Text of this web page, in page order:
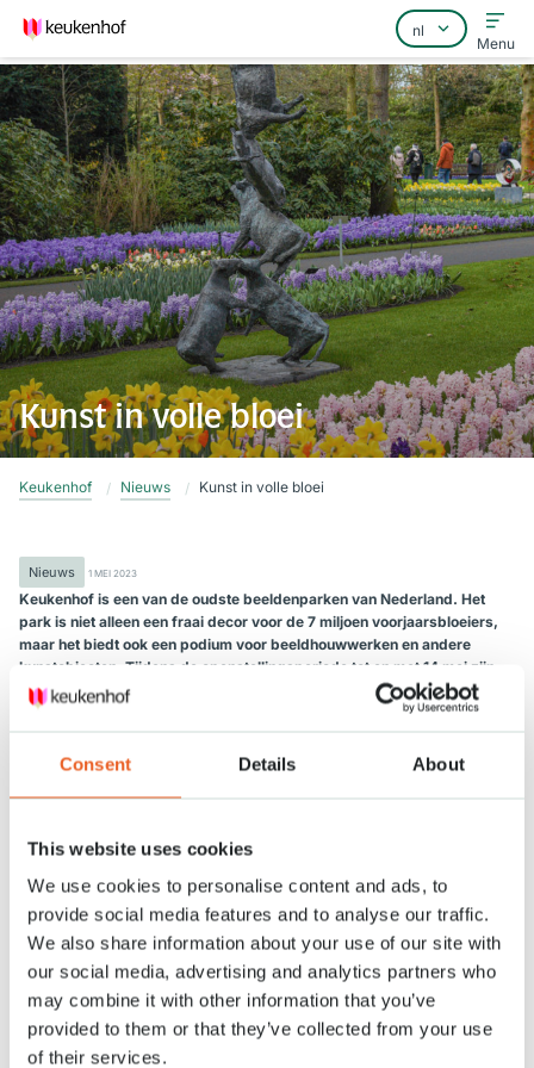
Consent Details About
This website uses cookies
We use cookies to personalise content and ads, to
provide social media features and to analyse our traffic.
We also share information about your use of our site with
our social media, advertising and analytics partners who
may combine it with other information that you’ve
provided to them or that they’ve collected from your use
of their services.
Home
Veelgestelde vragen
Contact
Menu
Kunst in volle bloei
Keukenhof Nieuws Kunst in volle bloei
Nieuws 1 MEI 2023
Keukenhof is een van de oudste beeldenparken van Nederland. Het
park is niet alleen een fraai decor voor de 7 miljoen voorjaarsbloeiers,
maar het biedt ook een podium voor beeldhouwwerken en andere
kunstobjecten. Tijdens de openstellingsperiode tot en met 14 mei zijn
70 kunstwerken te zien.
Vaste kunstcollectie
Sinds de opening van het park heeft Keukenhof vele kunstenaars de
gelegenheid gegeven haar kunstwerken te exposeren. In de loop der
jaren is een prachtige eigen collectie beeldhouwwerken verzameld met
die net als hij leerde schilderen en schrijven in Leiden. Zijn bewondering
heeft hij kenbaar gemaakt in het beeld “Ode aan Rembrandt”. Het is het
laatste beeld dat Wolkers heeft gemaakt en is in 2006 in Keukenhof
geplaatst.
Keukenhof heeft een samenwerking met het Kröller-Müller museum. Het
kunstwerk “Beeld 7”, van R.W. van de Wint, is voor langere tijd uitgeleend
aan Keukenhof. In de historische tuin staat een buste van Carolus Clusius.
Hij bracht de eerste tulp naar Nederland. De reconstructie van de Clusius